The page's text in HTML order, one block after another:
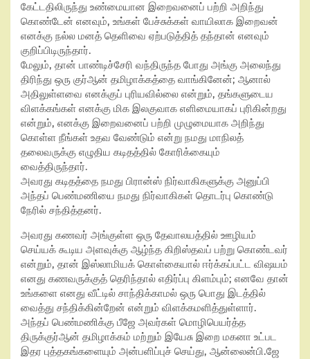
கேட்டதிலிருந்து உண்மையான இறைவனைப் பற்றி அறிந்து
கொண்டேன் எனவும், உங்கள் பேச்சுக்கள் வாயிலாக இறைவன்
எனக்கு நல்ல மனத் தெளிவை ஏற்படுத்தித் தந்தான் எனவும்
குறிப்பிடிருந்தார்.
மேலும், தான் பாண்டிச்சேரி வந்திருந்த போது அங்கு அலைந்து
திரிந்து ஒரு குர்ஆன் தமிழாக்கத்தை வாங்கினேன்; ஆனால்
அதிலுள்ளவை எனக்குப் புரியவில்லை என்றும், தங்களுடைய
விளக்கங்கள் எனக்கு மிக இலகுவாக எளிமையாகப் புரிகின்றது
என்றும், எனக்கு இறைவனைப் பற்றி முழுமையாக அறிந்து
கொள்ள நீங்கள் உதவ வேண்டும் என்று நமது மாநிலத்
தலைவருக்கு எழுதிய கடிதத்தில் கோரிக்கையும்
வைத்திருந்தார்.
அவரது கடிதத்தை நமது பிரான்ஸ் நிர்வாகிகளுக்கு அனுப்பி
அந்தப் பெண்மணியை நமது நிர்வாகிகள் தொடர்பு கொண்டு
நேரில் சந்தித்தனர்.
அவரது கணவர் அங்குள்ள ஒரு தேவாலயத்தில் ஊழியம்
செய்யக் கூடிய அளவுக்கு ஆழ்ந்த கிறிஸ்தவப் பற்று கொண்டவர்
என்றும், தான் இஸ்லாமியக் கொள்கையால் ஈர்க்கப்பட்ட விஷயம்
எனது கணவருக்குத் தெரிந்தால் எதிர்ப்பு கிளம்பும்; எனவே தான்
உங்களை எனது வீட்டில் சாந்திக்காமல் ஒரு பொது இடத்தில்
வைத்து சந்திக்கின்றேன் என்றும் விளக்கமளித்துள்ளார்.
அந்தப் பெண்மணிக்கு பீஜே அவர்கள் மொழிபெயர்த்த
திருக்குர்ஆன் தமிழாக்கம் மற்றும் இயேசு இறை மகனா உட்பட
இதர புத்தகங்களையும் அன்பளிப்புச் செய்து, ஆன்லைன்பி.ஜே